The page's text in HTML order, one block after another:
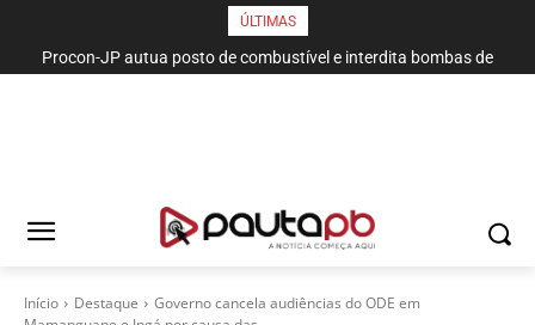
ÚLTIMAS
Procon-JP autua posto de combustível e interdita bombas de
gasolina no bairro da Torre
Início Destaque
Governo cancela audiências do ODE em